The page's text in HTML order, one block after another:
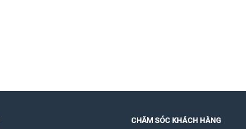
CHĂM SÓC KHÁCH HÀNG